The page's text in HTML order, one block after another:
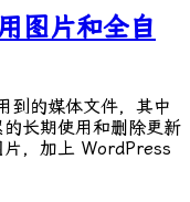
图片和全自
到的媒体文件，其中
长期使用和删除更新
，加上 WordPress